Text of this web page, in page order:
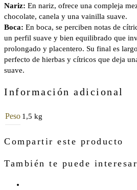
Nariz: En nariz, ofrece una compleja
chocolate, canela y una vainilla suave.
Boca: En boca, se perciben notas de
un perfil suave y bien equilibrado que
prolongado y placentero. Su final es
perfecto de hierbas y cítricos que deja
suave.
Información adicional
Peso 1,5 kg
Compartir este producto
También te puede interesar